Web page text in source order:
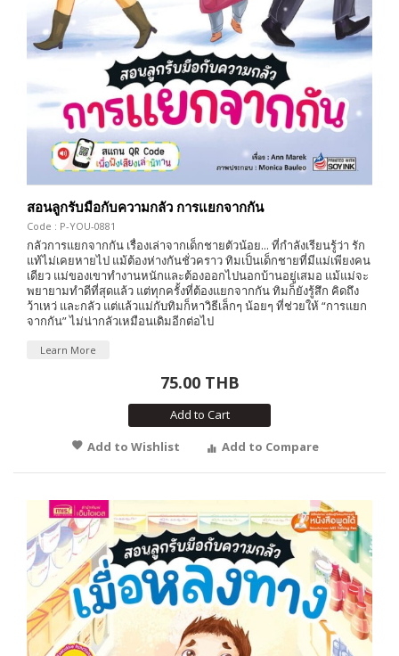
สอนลูกรับมือกับความกลัว การแยกจากกัน
Code : P-YOU-0881
กลัวการแยกจากกัน เรื่องเล่าจากเด็กชายตัวน้อย... ที่กำลังเรียนรู้ว่า รัก
แท้ไม่เคยหายไป แม้ต้องห่างกันชั่วคราว ทิมเป็นเด็กชายที่มีแม่เพียงคน
เดียว แม่ของเขาทำงานหนักและต้องออกไปนอกบ้านอยู่เสมอ แม้แม่จะ
พยายามทำดีที่สุดแล้ว แต่ทุกครั้งที่ต้องแยกจากกัน ทิมก็ยังรู้สึก คิดถึง
ว้าเหว่ และกลัว แต่แล้วแม่กับทิมก็หาวิธีเล็กๆ น้อยๆ ที่ช่วยให้ “การแยก
จากกัน” ไม่น่ากลัวเหมือนเดิมอีกต่อไป
Learn More
75.00 THB
Add to Cart
Add to Wishlist
Add to Compare